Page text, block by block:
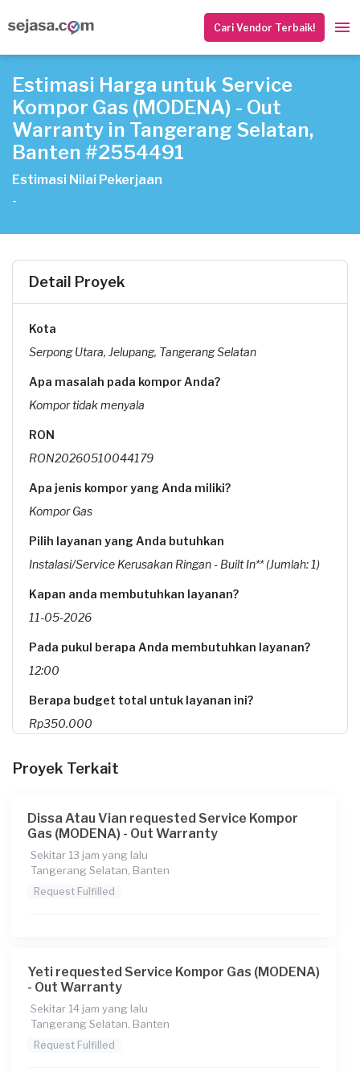
Cari Vendor Terbaik!
Estimasi Harga untuk Service
Kompor Gas (MODENA) - Out
Warranty in Tangerang Selatan,
Banten #2554491
Estimasi Nilai Pekerjaan
-
Detail Proyek
Kota
Serpong Utara, Jelupang, Tangerang Selatan
Apa masalah pada kompor Anda?
Kompor tidak menyala
RON
RON20260510044179
Apa jenis kompor yang Anda miliki?
Kompor Gas
Pilih layanan yang Anda butuhkan
Instalasi/Service Kerusakan Ringan - Built In** (Jumlah: 1)
Kapan anda membutuhkan layanan?
11-05-2026
Pada pukul berapa Anda membutuhkan layanan?
12:00
Berapa budget total untuk layanan ini?
Rp350.000
API TDK NYALA +CEK KESLRHN/WJB WA/TLP#CAM OK
Proyek Terkait
Dissa Atau Vian requested Service Kompor
Gas (MODENA) - Out Warranty
Sekitar 13 jam yang lalu
Tangerang Selatan, Banten
Request Fulfilled
Yeti requested Service Kompor Gas (MODENA)
- Out Warranty
Sekitar 14 jam yang lalu
Tangerang Selatan, Banten
Request Fulfilled